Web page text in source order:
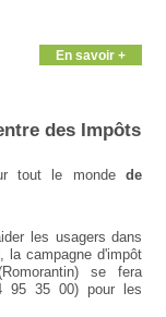
En savoir +
des Impôts
tout le mondede
les usagers dans
, la campagne d'impôt
se fera
95 35 00) pour les